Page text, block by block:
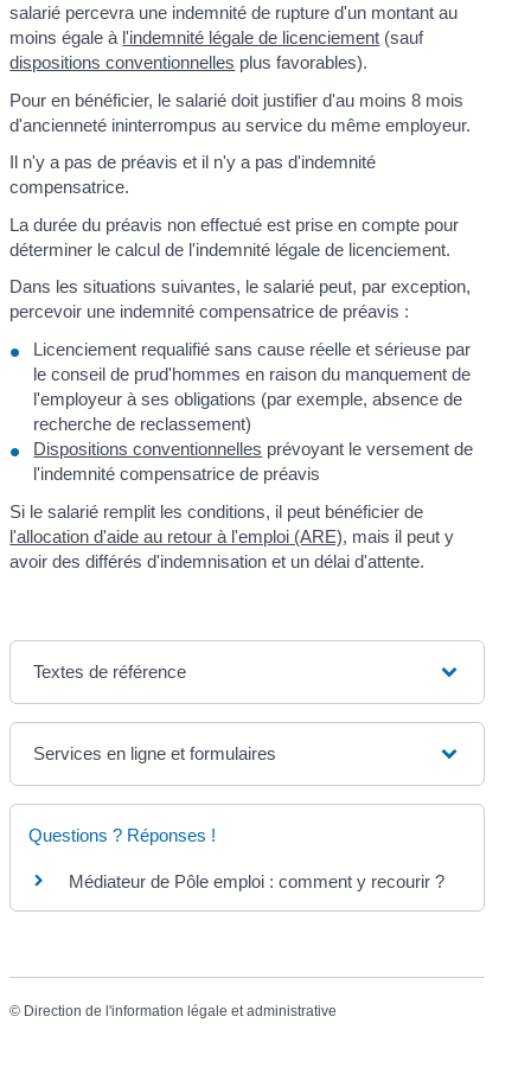
salarié percevra une indemnité de rupture d'un montant au
moins égale à l'indemnité légale de licenciement (sauf
dispositions conventionnelles plus favorables).
Pour en bénéficier, le salarié doit justifier d'au moins 8 mois
d'ancienneté ininterrompus au service du même employeur.
Il n'y a pas de préavis et il n'y a pas d'indemnité
compensatrice.
La durée du préavis non effectué est prise en compte pour
déterminer le calcul de l'indemnité légale de licenciement.
Dans les situations suivantes, le salarié peut, par exception,
percevoir une indemnité compensatrice de préavis :
Licenciement requalifié sans cause réelle et sérieuse par
le conseil de prud'hommes en raison du manquement de
l'employeur à ses obligations (par exemple, absence de
recherche de reclassement)
Dispositions conventionnelles prévoyant le versement de
l'indemnité compensatrice de préavis
Si le salarié remplit les conditions, il peut bénéficier de
l'allocation d'aide au retour à l'emploi (ARE), mais il peut y
avoir des différés d'indemnisation et un délai d'attente.
Textes de référence
Services en ligne et formulaires
Questions ? Réponses !
Médiateur de Pôle emploi : comment y recourir ?
© Direction de l'information légale et administrative